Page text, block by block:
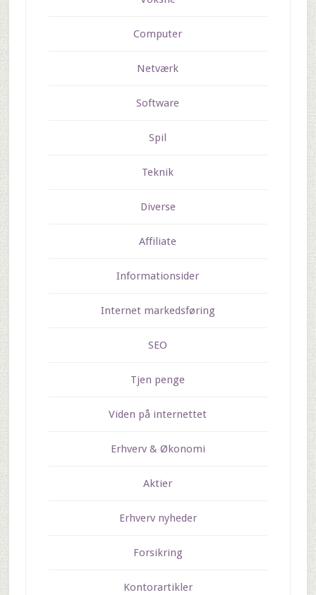
Computer
Netværk
Software
Spil
Teknik
Diverse
Affiliate
Informationsider
Internet markedsføring
SEO
Tjen penge
Viden på internettet
Erhverv & Økonomi
Aktier
Erhverv nyheder
Forsikring
Kontorartikler